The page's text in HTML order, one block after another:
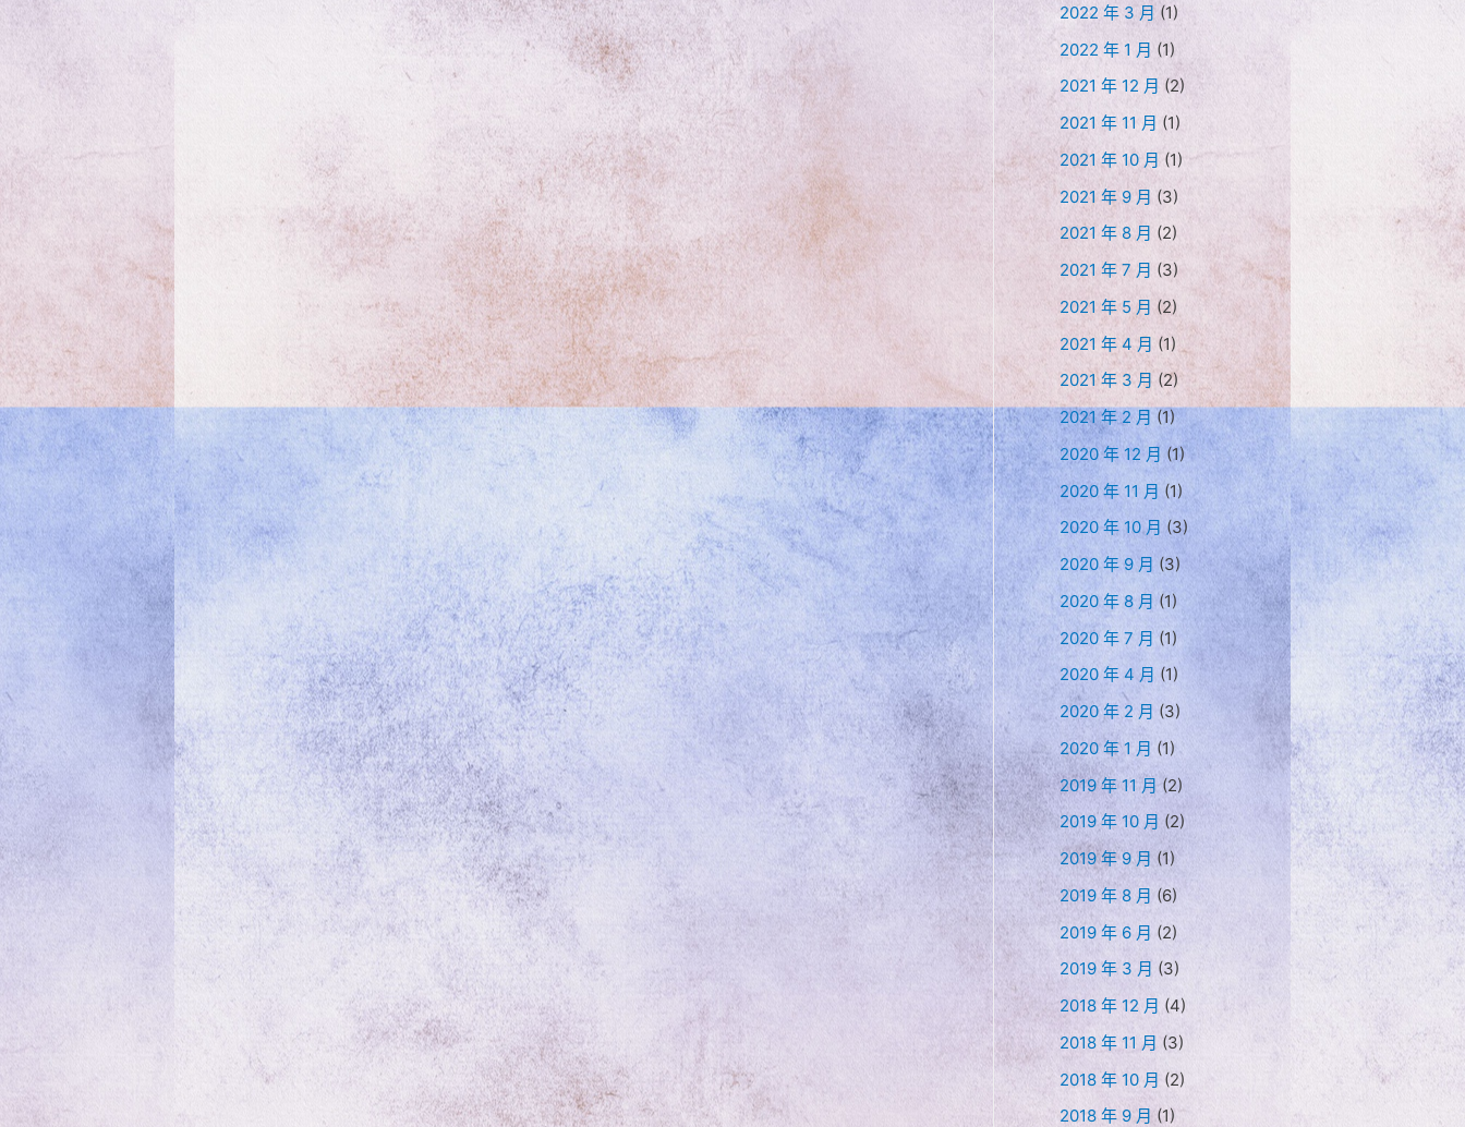
延
2020
年
2
月
29
2022 年 3 月 (1)
2022 年 1 月 (1)
2021 年 12 月 (2)
2021 年 11 月 (1)
2021 年 10 月 (1)
2021 年 9 月 (3)
2021 年 8 月 (2)
2021 年 7 月 (3)
2021 年 5 月 (2)
2021 年 4 月 (1)
2021 年 3 月 (2)
2021 年 2 月 (1)
2020 年 12 月 (1)
2020 年 11 月 (1)
2020 年 10 月 (3)
2020 年 9 月 (3)
2020 年 8 月 (1)
2020 年 7 月 (1)
2020 年 4 月 (1)
2020 年 2 月 (3)
2020 年 1 月 (1)
2019 年 11 月(2)
2019 年 10 月 (2)
2019 年 9 月 (1)
2019 年 8 月 (6)
2019 年 6 月 (2)
2019 年 3 月 (3)
2018 年 12 月 (4)
2018 年 11 月 (3)
2018 年 10 月 (2)
2018 年 9 月 (1)